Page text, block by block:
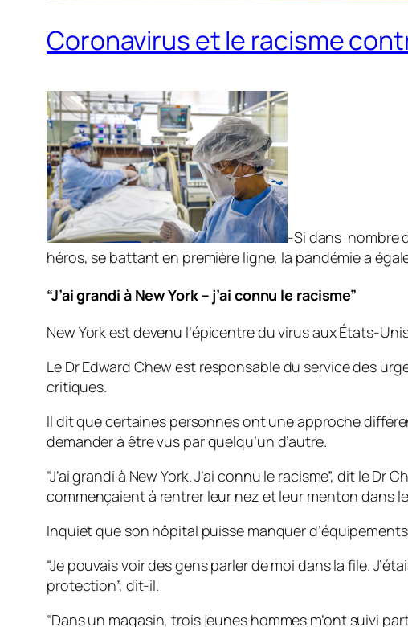
Coronavirus et le racisme
-Si dans nombre
héros, se battant en première ligne, la pandémie a
“J’ai grandi à New York – j’ai connu le racisme”
New York est devenu l’épicentre du virus aux États-
Le Dr Edward Chew est responsable du service des
critiques.
Il dit que certaines personnes ont une approche
demander à être vus par quelqu’un d’autre.
“J’ai grandi à New York. J’ai connu le racisme”, dit le
commençaient à rentrer leur nez et leur menton dans
Inquiet que son hôpital puisse manquer
“Je pouvais voir des gens parler de moi dans la file.
protection”, dit-il.
“Dans un magasin, trois jeunes hommes m’ont suivi